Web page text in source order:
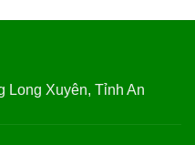
Long Xuyên, Tỉnh An